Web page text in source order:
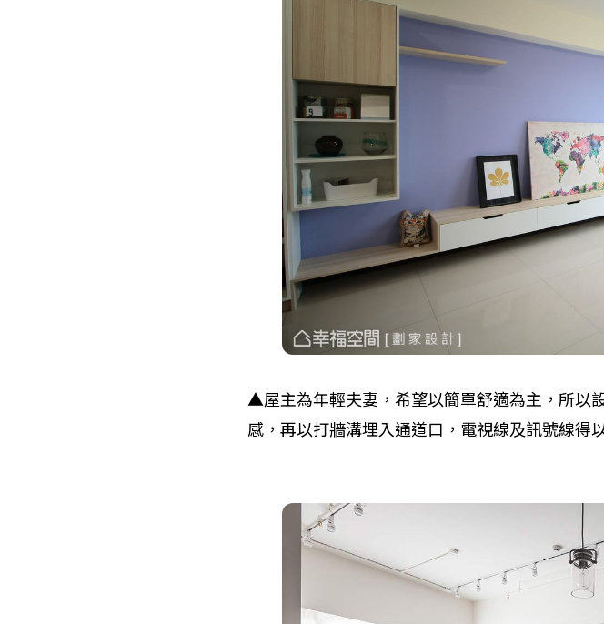
▲屋主為年輕夫妻，希望以簡單舒適為主，所以
感，再以打牆溝埋入通道口，電視線及訊號線得